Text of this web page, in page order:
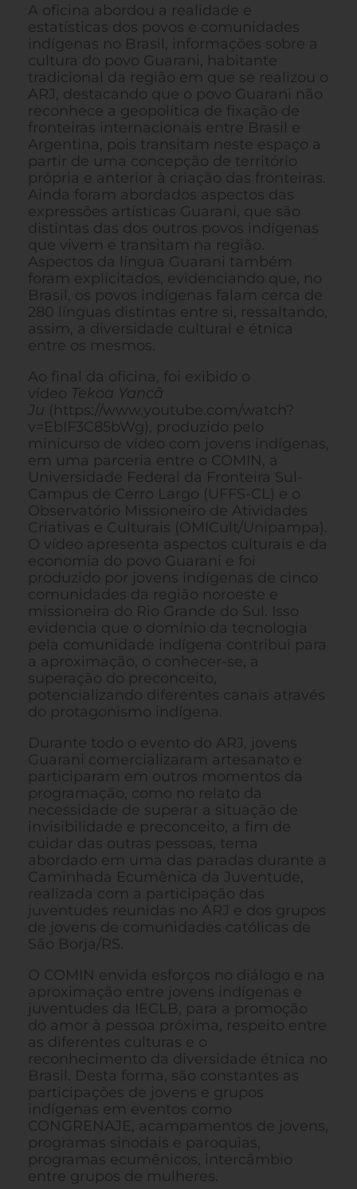
A oficina abordou a realidade e
estatísticas dos povos e comunidades
indígenas no Brasil, informações sobre a
cultura do povo Guarani, habitante
tradicional da região em que se realizou o
ARJ, destacando que o povo Guarani não
reconhece a geopolítica de fixação de
fronteiras internacionais entre Brasil e
Argentina, pois transitam neste espaço a
partir de uma concepção de território
própria e anterior à criação das fronteiras.
Ainda foram abordados aspectos das
expressões artísticas Guarani, que são
distintas das dos outros povos indígenas
que vivem e transitam na região.
Aspectos da língua Guarani também
foram explicitados, evidenciando que, no
Brasil, os povos indígenas falam cerca de
280 línguas distintas entre si, ressaltando,
assim, a diversidade cultural e étnica
entre os mesmos.
Ao final da oficina, foi exibido o
vídeo Tekoa Yancã
Ju (https://www.youtube.com/watch?
v=EbIF3C85bWg), produzido pelo
minicurso de vídeo com jovens indígenas,
em uma parceria entre o COMIN, a
Universidade Federal da Fronteira Sul-
Campus de Cerro Largo (UFFS-CL) e o
Observatório Missioneiro de Atividades
Criativas e Culturais (OMICult/Unipampa).
O vídeo apresenta aspectos culturais e da
economia do povo Guarani e foi
produzido por jovens indígenas de cinco
comunidades da região noroeste e
missioneira do Rio Grande do Sul. Isso
evidencia que o domínio da tecnologia
pela comunidade indígena contribui para
a aproximação, o conhecer-se, a
superação do preconceito,
potencializando diferentes canais através
do protagonismo indígena.
Durante todo o evento do ARJ, jovens
Guarani comercializaram artesanato e
participaram em outros momentos da
programação, como no relato da
necessidade de superar a situação de
invisibilidade e preconceito, a fim de
cuidar das outras pessoas, tema
abordado em uma das paradas durante a
Caminhada Ecumênica da Juventude,
realizada com a participação das
juventudes reunidas no ARJ e dos grupos
de jovens de comunidades católicas de
São Borja/RS.
O COMIN envida esforços no diálogo e na
aproximação entre jovens indígenas e
juventudes da IECLB, para a promoção
do amor à pessoa próxima, respeito entre
as diferentes culturas e o
reconhecimento da diversidade étnica no
Brasil. Desta forma, são constantes as
participações de jovens e grupos
indígenas em eventos como
CONGRENAJE, acampamentos de jovens,
programas sinodais e paroquias,
programas ecumênicos, intercâmbio
entre grupos de mulheres.